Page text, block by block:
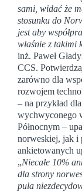
sami, widać że
stosunku do
jest aby
właśnie z
inż. Paweł
CCS.
zarówno dla
rozwojem
– na przykład
wychwyconego
Północnym –
norweskiej, jak i
ankietowanych
„Niecałe 10%
dla strony
pula